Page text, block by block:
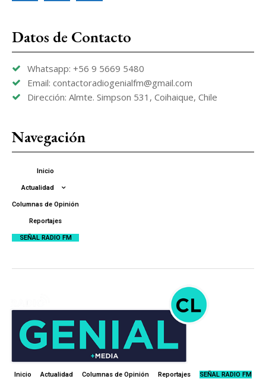
Datos de Contacto
Whatsapp: +56 9 5669 5480
Email: contactoradiogenialfm@gmail.com
Dirección: Almte. Simpson 531, Coihaique, Chile
Navegación
Inicio
Actualidad
Columnas de Opinión
Reportajes
SEÑAL RADIO FM
Inicio Actualidad Columnas de Opinión Reportajes SEÑAL RADIO FM